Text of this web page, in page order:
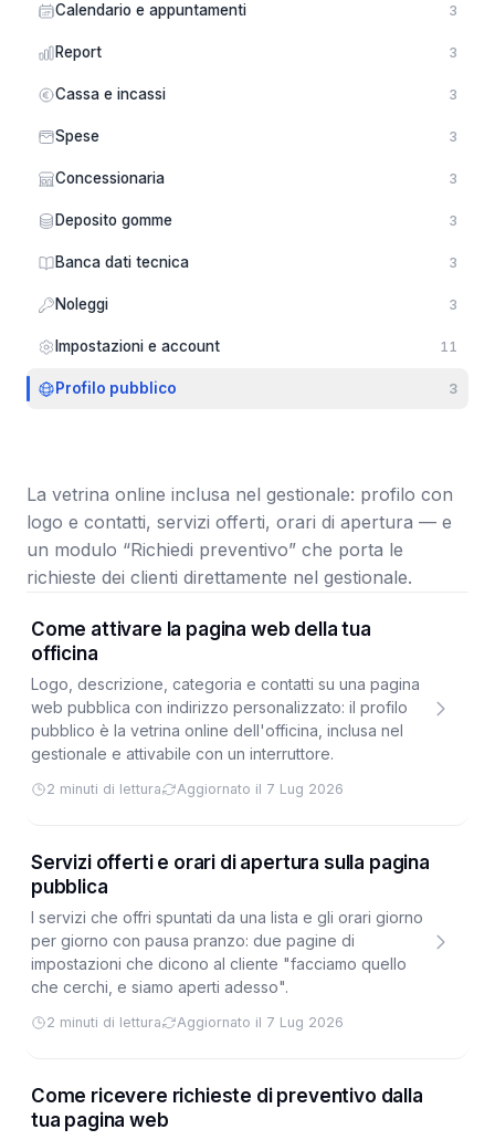
Calendario e appuntamenti 3
Report 3
Cassa e incassi 3
Spese 3
Concessionaria 3
Deposito gomme 3
Banca dati tecnica 3
Noleggi 3
Impostazioni e account 11
Profilo pubblico 3
La vetrina online inclusa nel gestionale: profilo con
logo e contatti, servizi offerti, orari di apertura — e
un modulo “Richiedi preventivo” che porta le
richieste dei clienti direttamente nel gestionale.
Come attivare la pagina web della tua
officina
Logo, descrizione, categoria e contatti su una pagina
web pubblica con indirizzo personalizzato: il profilo
pubblico è la vetrina online dell'officina, inclusa nel
gestionale e attivabile con un interruttore.
2 minuti di lettura Aggiornato il 7 Lug 2026
Servizi offerti e orari di apertura sulla pagina
pubblica
I servizi che offri spuntati da una lista e gli orari giorno
per giorno con pausa pranzo: due pagine di
impostazioni che dicono al cliente "facciamo quello
che cerchi, e siamo aperti adesso".
2 minuti di lettura Aggiornato il 7 Lug 2026
Come ricevere richieste di preventivo dalla
tua pagina web